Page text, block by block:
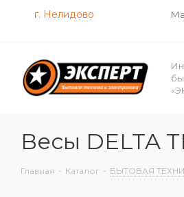
г. Нелидово
Весы DELTA
Главная - Каталог - БЫТОВАЯ